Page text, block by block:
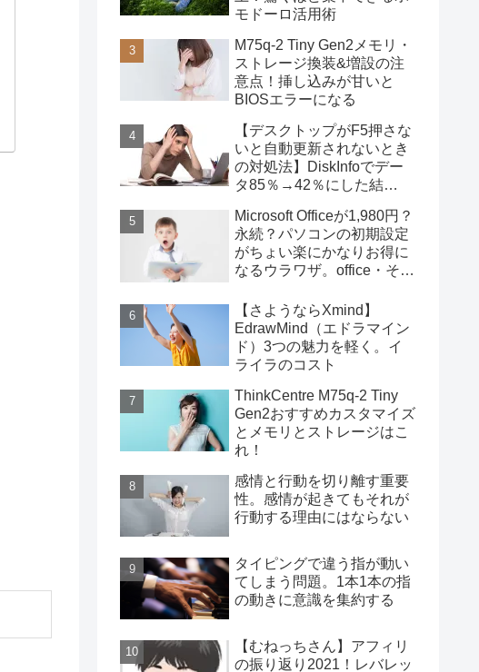
モドーロ活用術
M75q-2 Tiny Gen2メモリ・
ストレージ換装&増設の注
意点！挿し込みが甘いと
BIOSエラーになる
【デスクトップがF5押さな
いと自動更新されないとき
の対処法】DiskInfoでデー
タ85％→42％にした結
Microsoft Officeが1,980円？
永続？パソコンの初期設定
がちょい楽にかなりお得に
なるウラワザ。office・その
【さようならXmind】
EdrawMind（エドラマイン
ド）3つの魅力を軽く。イ
ライラのコスト
ThinkCentre M75q-2 Tiny
Gen2おすすめカスタマイズ
とメモリとストレージはこ
れ！
感情と行動を切り離す重要
性。感情が起きてもそれが
行動する理由にはならない
タイピングで違う指が動い
てしまう問題。1本1本の指
の動きに意識を集約する
【むねっちさん】アフィリ
の振り返り2021！レバレッ